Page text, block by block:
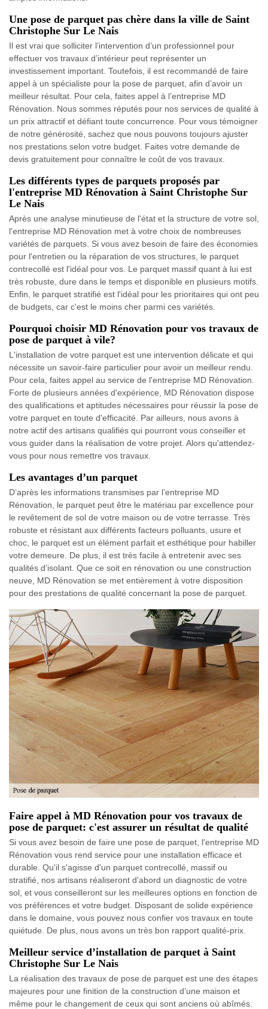
Une pose de parquet pas chère dans la ville de Saint
Christophe Sur Le Nais
Il est vrai que solliciter l’intervention d’un professionnel pour
effectuer vos travaux d’intérieur peut représenter un
investissement important. Toutefois, il est recommandé de faire
appel à un spécialiste pour la pose de parquet, afin d’avoir un
meilleur résultat. Pour cela, faites appel à l’entreprise MD
Rénovation. Nous sommes réputés pour nos services de qualité à
un prix attractif et défiant toute concurrence. Pour vous témoigner
de notre générosité, sachez que nous pouvons toujours ajuster
nos prestations selon votre budget. Faites votre demande de
devis gratuitement pour connaître le coût de vos travaux.
Les différents types de parquets proposés par
l'entreprise MD Rénovation à Saint Christophe Sur
Le Nais
Après une analyse minutieuse de l'état et la structure de votre sol,
l'entreprise MD Rénovation met à votre choix de nombreuses
variétés de parquets. Si vous avez besoin de faire des économies
pour l'entretien ou la réparation de vos structures, le parquet
contrecollé est l'idéal pour vos. Le parquet massif quant à lui est
très robuste, dure dans le temps et disponible en plusieurs motifs.
Enfin, le parquet stratifié est l'idéal pour les prioritaires qui ont peu
de budgets, car c'est le moins cher parmi ces variétés.
Pourquoi choisir MD Rénovation pour vos travaux de
pose de parquet à vile?
L'installation de votre parquet est une intervention délicate et qui
nécessite un savoir-faire particulier pour avoir un meilleur rendu.
Pour cela, faites appel au service de l'entreprise MD Rénovation.
Forte de plusieurs années d'expérience, MD Rénovation dispose
des qualifications et aptitudes nécessaires pour réussir la pose de
votre parquet en toute d'efficacité. Par ailleurs, nous avons à
notre actif des artisans qualifiés qui pourront vous conseiller et
vous guider dans la réalisation de votre projet. Alors qu'attendez-
vous pour nous remettre vos travaux.
Les avantages d’un parquet
D’après les informations transmises par l’entreprise MD
Rénovation, le parquet peut être le matériau par excellence pour
le revêtement de sol de votre maison ou de votre terrasse. Très
robuste et résistant aux différents facteurs polluants, usure et
choc, le parquet est un élément parfait et esthétique pour habiller
votre demeure. De plus, il est très facile à entretenir avec ses
qualités d’isolant. Que ce soit en rénovation ou une construction
neuve, MD Rénovation se met entièrement à votre disposition
pour des prestations de qualité concernant la pose de parquet.
Faire appel à MD Rénovation pour vos travaux de
pose de parquet: c'est assurer un résultat de qualité
Si vous avez besoin de faire une pose de parquet, l'entreprise MD
Rénovation vous rend service pour une installation efficace et
durable. Qu'il s'agisse d'un parquet contrecollé, massif ou
stratifié, nos artisans réaliseront d'abord un diagnostic de votre
sol, et vous conseilleront sur les meilleures options en fonction de
vos préférences et votre budget. Disposant de solide expérience
dans le domaine, vous pouvez nous confier vos travaux en toute
quiétude. De plus, nous avons un très bon rapport qualité-prix.
Meilleur service d’installation de parquet à Saint
Christophe Sur Le Nais
La réalisation des travaux de pose de parquet est une des étapes
majeures pour une finition de la construction d’une maison et
même pour le changement de ceux qui sont anciens où abîmés.